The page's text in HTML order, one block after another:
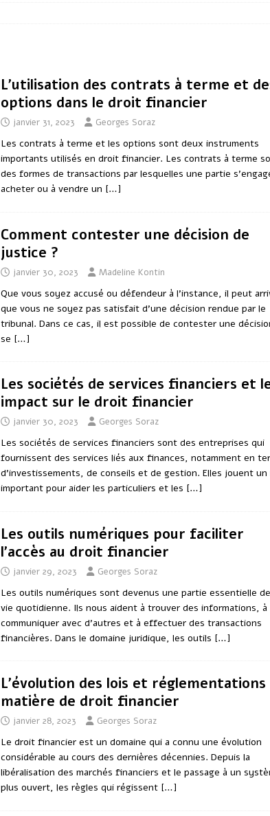
L’utilisation des contrats à terme et
options dans le droit financier
janvier 31, 2023 Georges Soraz
Les contrats à terme et les options sont deux instruments
importants utilisés en droit financier. Les contrats à terme
des formes de transactions par lesquelles une partie
acheter ou à vendre un […]
Comment contester une décision de
justice ?
janvier 30, 2023 Madeline Kontin
Que vous soyez accusé ou défendeur à l’instance, il peut
que vous ne soyez pas satisfait d’une décision rendue par le
tribunal. Dans ce cas, il est possible de contester une
se […]
Les sociétés de services financiers et
impact sur le droit financier
janvier 30, 2023 Georges Soraz
Les sociétés de services financiers sont des entreprises qui
fournissent des services liés aux finances, notamment en
d’investissements, de conseils et de gestion. Elles jouent un
important pour aider les particuliers et les […]
Les outils numériques pour faciliter
l’accès au droit financier
janvier 29, 2023 Georges Soraz
Les outils numériques sont devenus une partie essentielle
vie quotidienne. Ils nous aident à trouver des informations, à
communiquer avec d’autres et à effectuer des transactions
financières. Dans le domaine juridique, les outils […]
L’évolution des lois et réglementations
matière de droit financier
janvier 28, 2023 Georges Soraz
Le droit financier est un domaine qui a connu une évolution
considérable au cours des dernières décennies. Depuis la
libéralisation des marchés financiers et le passage à un
plus ouvert, les règles qui régissent […]